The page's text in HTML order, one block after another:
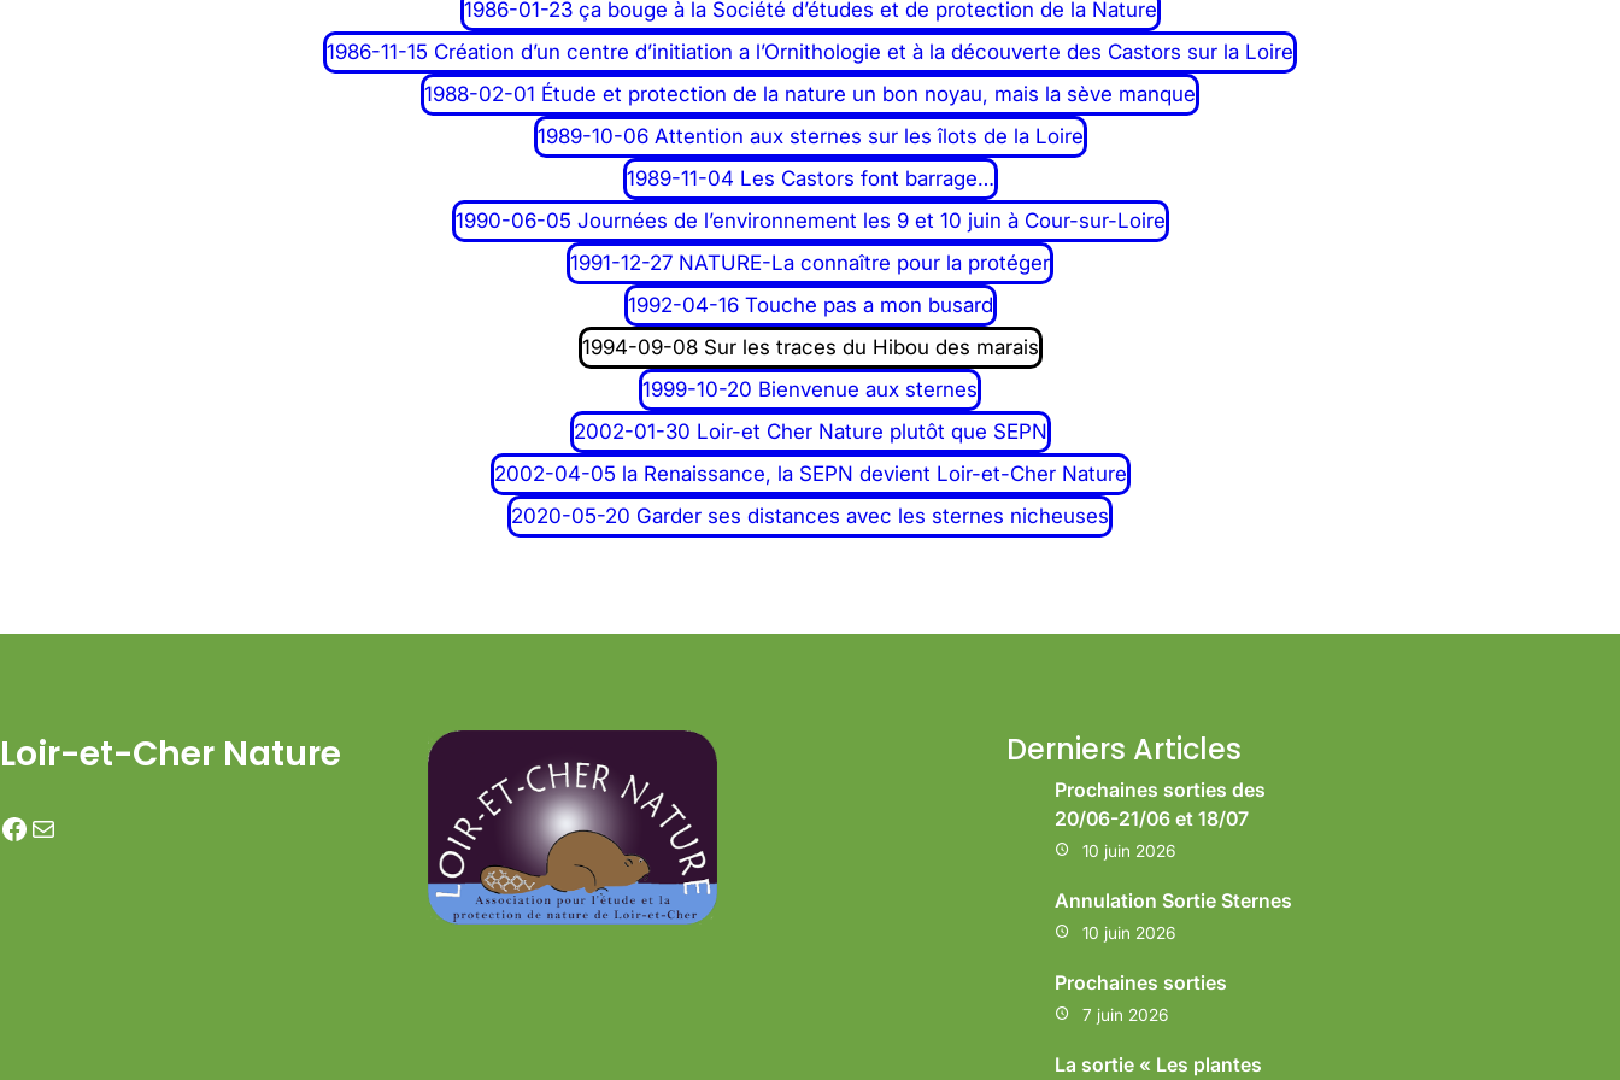
1986-01-23 ça bouge à la Société d’études et de protection de la Nature
1986-11-15 Création d’un centre d’initiation a l’Ornithologie et à la découverte des Castors sur la Loire
1988-02-01 Étude et protection de la nature un bon noyau, mais la sève manque
1989-10-06 Attention aux sternes sur les îlots de la Loire
1989-11-04 Les Castors font barrage…
1990-06-05 Journées de l’environnement les 9 et 10 juin à Cour-sur-Loire
1991-12-27 NATURE-La connaître pour la protéger
1992-04-16 Touche pas a mon busard
1994-09-08 Sur les traces du Hibou des marais
1999-10-20 Bienvenue aux sternes
2002-01-30 Loir-et Cher Nature plutôt que SEPN
2002-04-05 la Renaissance, la SEPN devient Loir-et-Cher Nature
2020-05-20 Garder ses distances avec les sternes nicheuses
Loir-et-Cher Nature
Facebook E-mail
Derniers Articles
Prochaines sorties des
20/06-21/06 et 18/07
10 juin 2026
Annulation Sortie Sternes
10 juin 2026
Prochaines sorties
7 juin 2026
La sortie « Les plantes